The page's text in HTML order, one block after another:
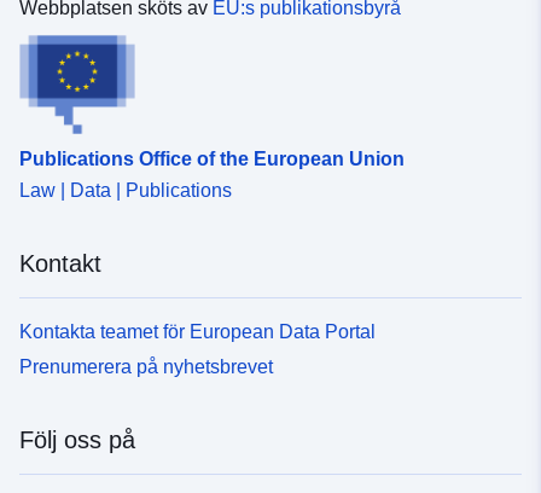
Webbplatsen sköts av EU:s publikationsbyrå
Publications Office of the European Union
Law | Data | Publications
Kontakt
Kontakta teamet för European Data Portal
Prenumerera på nyhetsbrevet
Följ oss på